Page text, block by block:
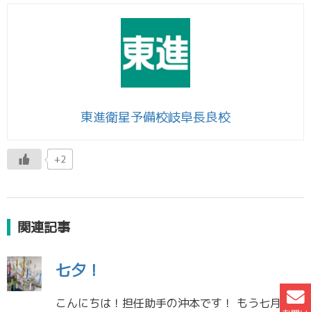
東進衛星予備校岐阜長良校
+2
関連記事
七夕！
こんにちは！担任助手の沖本です！ もう七月に入りましたね。去年のこの時期はとても暑かった記憶があるのですが、今年は7月に入ってもまだ扇風機のみで寝ることができてます。これくらいの気温がずっと続けば良いのになあと思っていま […]